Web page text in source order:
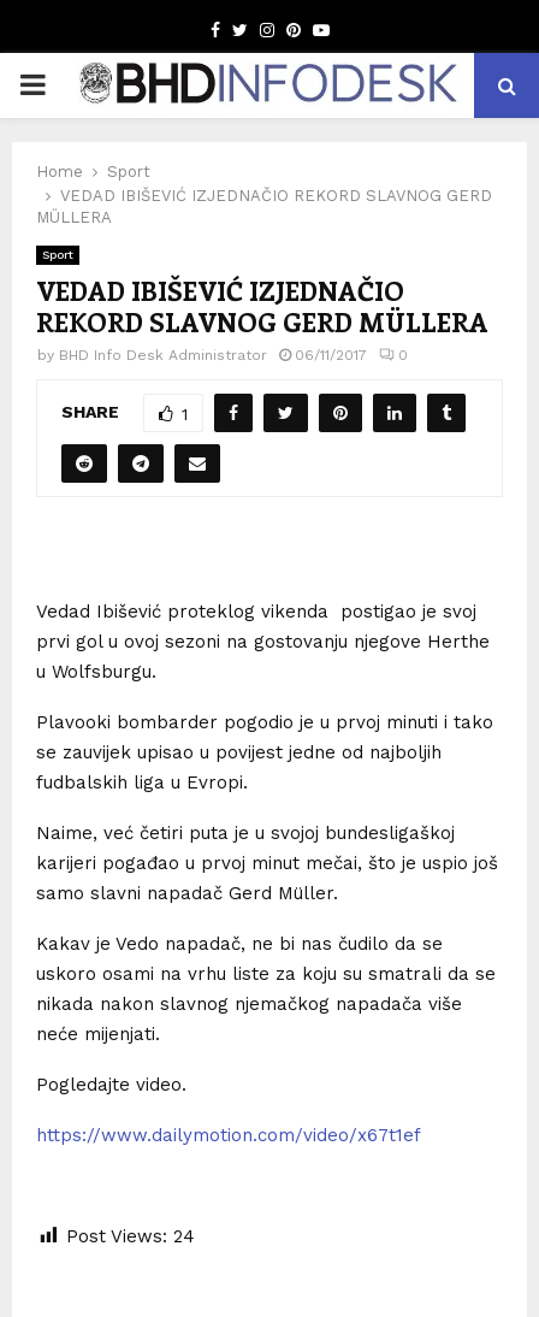
Facebook
TwitterInstagram
Pinterest
Youtube
PRIMARY
Home
Sport
VEDAD IBIŠEVIĆ IZJEDNAČIO REKORD SLAVNOG GERD
MÜLLERA
Sport
VEDAD IBIŠEVIĆ IZJEDNAČIO
REKORD SLAVNOG GERD MÜLLERA
by BHD Info Desk Administrator 06/11/2017 0
SHARE 1
Vedad Ibišević proteklog vikenda postigao je svoj
prvi gol u ovoj sezoni na gostovanju njegove Herthe
u Wolfsburgu.
Plavooki bombarder pogodio je u prvoj minuti i tako
se zauvijek upisao u povijest jedne od najboljih
fudbalskih liga u Evropi.
Naime, već četiri puta je u svojoj bundesligaškoj
karijeri pogađao u prvoj minut mečai, što je uspio još
samo slavni napadač Gerd Müller.
Kakav je Vedo napadač, ne bi nas čudilo da se
uskoro osami na vrhu liste za koju su smatrali da se
nikada nakon slavnog njemačkog napadača više
neće mijenjati.
Pogledajte video.
https://www.dailymotion.com/video/x67t1ef
Post Views: 24